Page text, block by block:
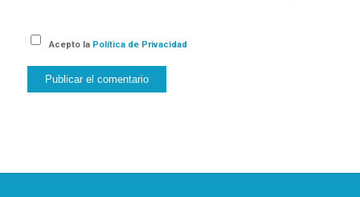
Acepto la Política de Privacidad